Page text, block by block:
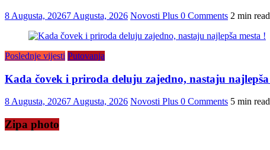
8 Augusta, 20267 Augusta, 2026 Novosti Plus 0 Comments 2 min read
Poslednje vijesti Putovanja
Kada čovek i priroda deluju zajedno, nastaju najlepša
8 Augusta, 20267 Augusta, 2026 Novosti Plus 0 Comments 5 min read
Zipa photo